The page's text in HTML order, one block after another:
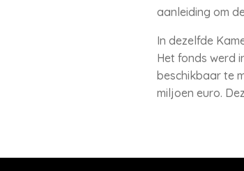
aanleiding om
In dezelfde
Het fonds werd
beschikbaar te
miljoen euro.